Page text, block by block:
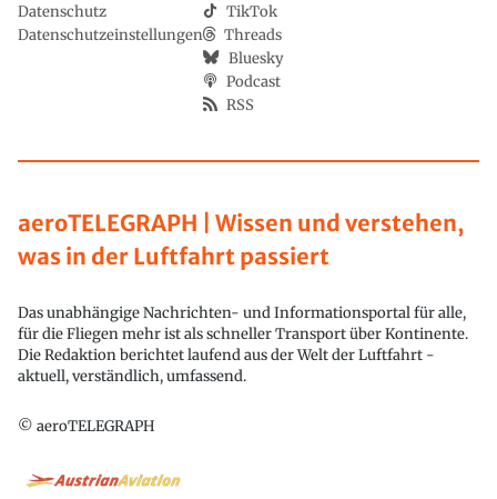
aeroTELEGRAPH | Wissen und verstehen,
was in der Luftfahrt passiert
Das unabhängige Nachrichten- und Informationsportal für alle,
für die Fliegen mehr ist als schneller Transport über Kontinente.
Die Redaktion berichtet laufend aus der Welt der Luftfahrt -
aktuell, verständlich, umfassend.
© aeroTELEGRAPH
Datenschutz
Datenschutzeinstellungen
TikTok
Threads
Bluesky
Podcast
RSS